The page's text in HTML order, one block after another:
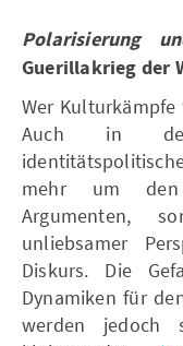
Polarisierung
Guerillakrieg der
Wer
Auch in den
mehr um den
Argumenten,
unliebsamer
Diskurs. Die
Dynamiken für
werden jedoch